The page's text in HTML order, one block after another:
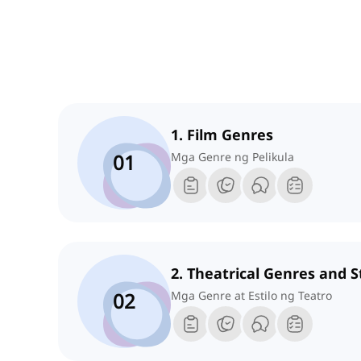
01
1. Film Genres
Mga Genre ng Pelikula
02
2. Theatrical Genres and
Mga Genre at Estilo ng Teatro